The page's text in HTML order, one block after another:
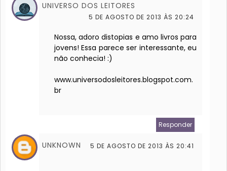
UNIVERSO DOS LEITORES
5 DE AGOSTO DE 2013 ÀS 20:24
Nossa, adoro distopias e amo livros para
jovens! Essa parece ser interessante, eu
não conhecia! :)
www.universodosleitores.blogspot.com.
br
Responder
UNKNOWN 5 DE AGOSTO DE 2013 ÀS 20:41